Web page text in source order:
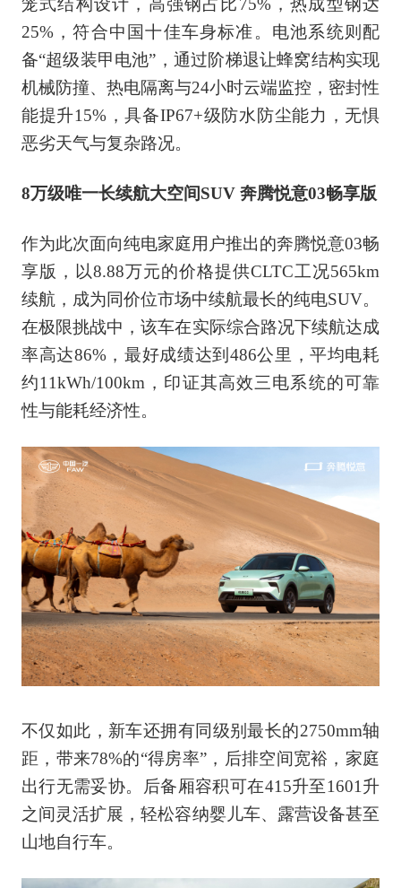
笼式结构设计，高强钢占比75%，热成型钢达
25%，符合中国十佳车身标准。电池系统则配
备“超级装甲电池”，通过阶梯退让蜂窝结构实现
机械防撞、热电隔离与24小时云端监控，密封性
能提升15%，具备IP67+级防水防尘能力，无惧
恶劣天气与复杂路况。
8万级唯一长续航大空间SUV 奔腾悦意03畅享版
作为此次面向纯电家庭用户推出的奔腾悦意03畅
享版，以8.88万元的价格提供CLTC工况565km
续航，成为同价位市场中续航最长的纯电SUV。
在极限挑战中，该车在实际综合路况下续航达成
率高达86%，最好成绩达到486公里，平均电耗
约11kWh/100km，印证其高效三电系统的可靠
性与能耗经济性。
不仅如此，新车还拥有同级别最长的2750mm轴
距，带来78%的“得房率”，后排空间宽裕，家庭
出行无需妥协。后备厢容积可在415升至1601升
之间灵活扩展，轻松容纳婴儿车、露营设备甚至
山地自行车。